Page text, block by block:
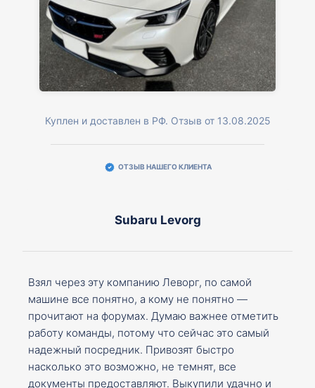
Куплен и доставлен в РФ. Отзыв от 13.08.2025
ОТЗЫВ НАШЕГО КЛИЕНТА
Subaru Levorg
Взял через эту компанию Леворг, по самой
машине все понятно, а кому не понятно —
прочитают на форумах. Думаю важнее отметить
работу команды, потому что сейчас это самый
надежный посредник. Привозят быстро
насколько это возможно, не темнят, все
документы предоставляют. Выкупили удачно и